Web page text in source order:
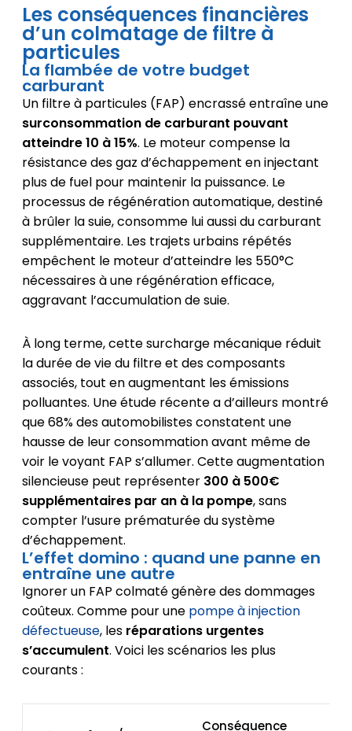
Les conséquences financières
d’un colmatage de filtre à
particules
La flambée de votre budget
carburant
Un filtre à particules (FAP) encrassé entraîne une
surconsommation de carburant pouvant
atteindre 10 à 15%. Le moteur compense la
résistance des gaz d’échappement en injectant
plus de fuel pour maintenir la puissance. Le
processus de régénération automatique, destiné
à brûler la suie, consomme lui aussi du carburant
supplémentaire. Les trajets urbains répétés
empêchent le moteur d’atteindre les 550°C
nécessaires à une régénération efficace,
aggravant l’accumulation de suie.
À long terme, cette surcharge mécanique réduit
la durée de vie du filtre et des composants
associés, tout en augmentant les émissions
polluantes. Une étude récente a d’ailleurs montré
que 68% des automobilistes constatent une
hausse de leur consommation avant même de
voir le voyant FAP s’allumer. Cette augmentation
silencieuse peut représenter 300 à 500€
supplémentaires par an à la pompe, sans
compter l’usure prématurée du système
d’échappement.
L’effet domino : quand une panne en
entraîne une autre
Ignorer un FAP colmaté génère des dommages
coûteux. Comme pour une pompe à injection
défectueuse, les réparations urgentes
s’accumulent. Voici les scénarios les plus
courants :
Conséquence